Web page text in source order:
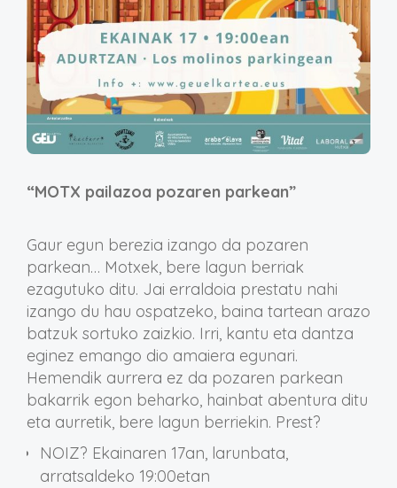
“MOTX pailazoa pozaren parkean”
Gaur egun berezia izango da pozaren
parkean… Motxek, bere lagun berriak
ezagutuko ditu. Jai erraldoia prestatu nahi
izango du hau ospatzeko, baina tartean arazo
batzuk sortuko zaizkio. Irri, kantu eta dantza
eginez emango dio amaiera egunari.
Hemendik aurrera ez da pozaren parkean
bakarrik egon beharko, hainbat abentura ditu
eta aurretik, bere lagun berriekin. Prest?
NOIZ? Ekainaren 17an, larunbata,
arratsaldeko 19:00etan